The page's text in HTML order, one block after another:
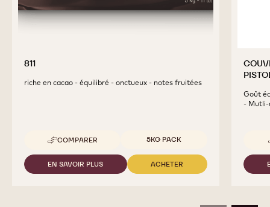
811
riche en cacao - équilibré - onctueux - notes fruitées
COMPARER
-
811
Tailles disponibles
5KG PACK
EN SAVOIR PLUS
-
ACHETER
-
Goût
-